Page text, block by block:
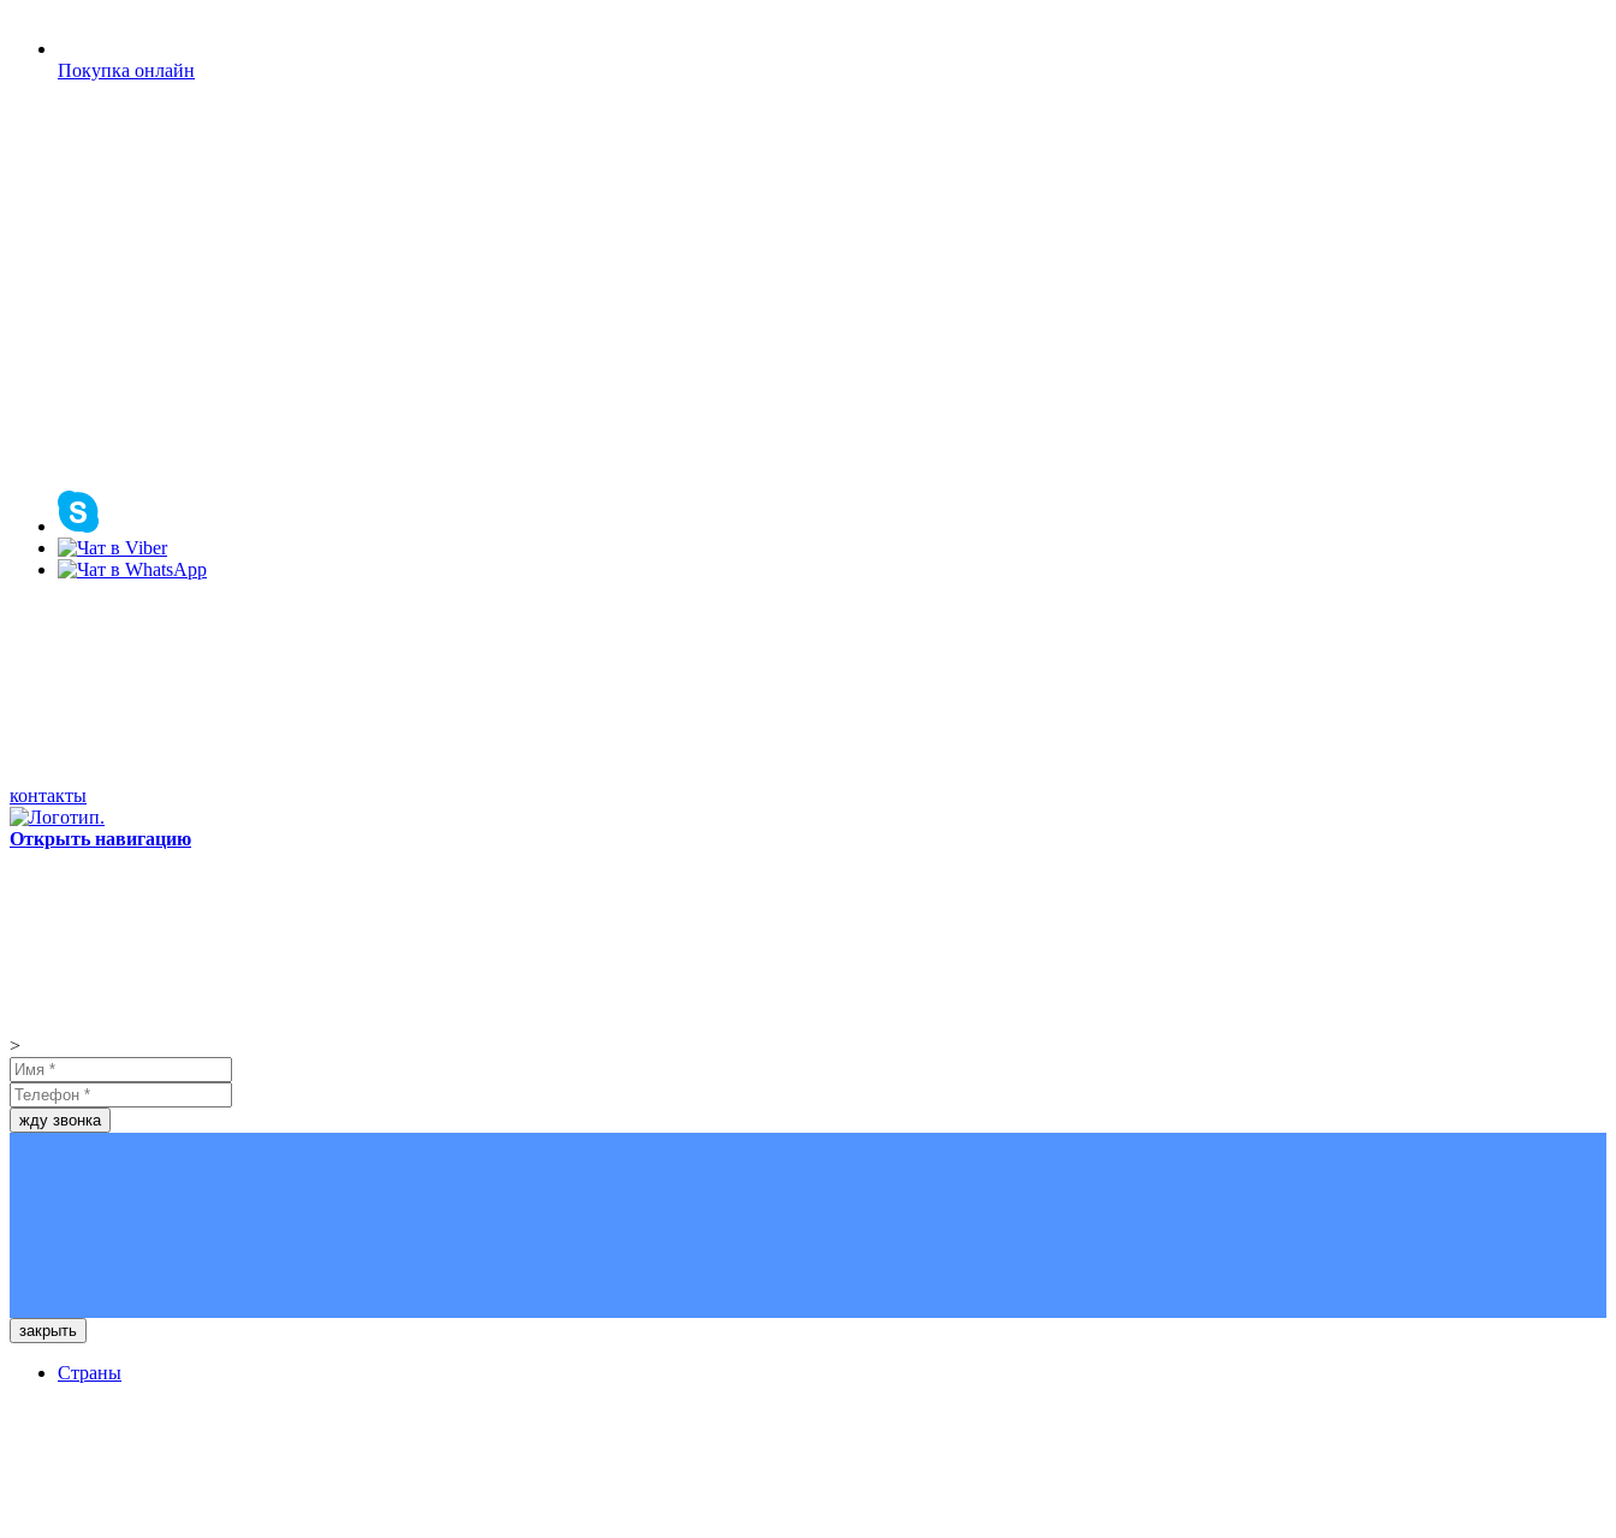
Покупка онлайн
контакты
Открыть навигацию
>
жду звонка
закрыть
Страны